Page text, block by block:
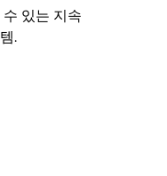
있는 지속
.